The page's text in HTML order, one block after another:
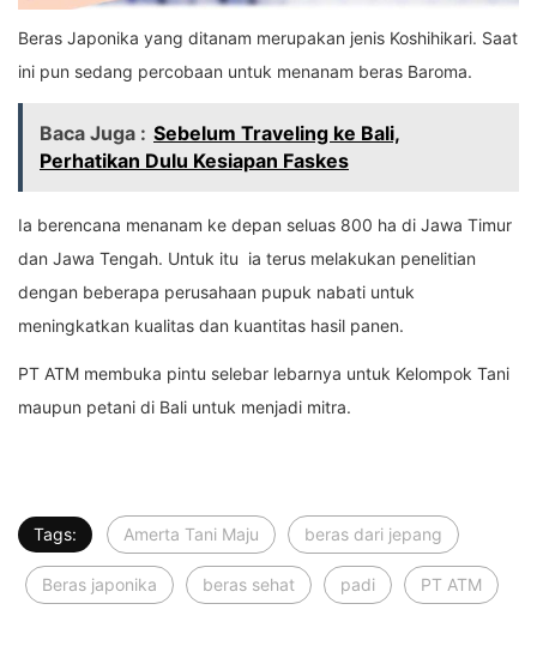
Beras Japonika yang ditanam merupakan jenis Koshihikari. Saat
ini pun sedang percobaan untuk menanam beras Baroma.
Baca Juga : Sebelum Traveling ke Bali,
Perhatikan Dulu Kesiapan Faskes
Ia berencana menanam ke depan seluas 800 ha di Jawa Timur
dan Jawa Tengah. Untuk itu ia terus melakukan penelitian
dengan beberapa perusahaan pupuk nabati untuk
meningkatkan kualitas dan kuantitas hasil panen.
PT ATM membuka pintu selebar lebarnya untuk Kelompok Tani
maupun petani di Bali untuk menjadi mitra.
Tags: Amerta Tani Maju beras dari jepang
Beras japonika beras sehat padi PT ATM